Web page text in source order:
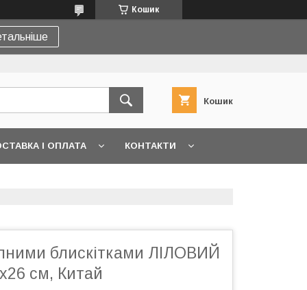
Кошик
Кошик
І ОПЛАТА КОНТАКТИ
блискітками ЛІЛОВИЙ
см, Китай